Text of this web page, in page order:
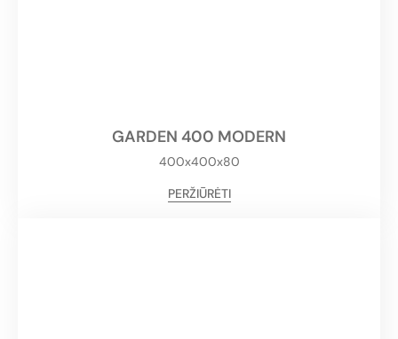
GARDEN 400 MODERN
400x400x80
PERŽIŪRĖTI